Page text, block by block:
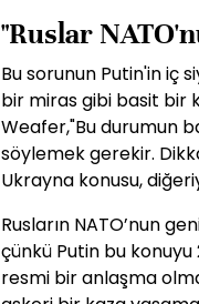
"Ruslar
Bu sorunun Putin'in iç
bir miras gibi basit bir
Weafer,"Bu durumun
söylemek gerekir.
Ukrayna konusu,
Rusların NATO’nun
çünkü Putin bu
resmi bir anlaşma